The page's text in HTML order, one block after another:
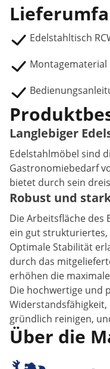
Edelstahltisch
Montagematerial
Langlebiger
Edelstahlmöbel sind
Gastronomiebedarf
bietet durch sein
Robust und
Die Arbeitsfläche des
ein gut strukturiertes,
Optimale Stabilität
durch das
erhöhen die
Die hochwertige und
Widerstandsfähigkeit,
gründlich reinigen,
Über die